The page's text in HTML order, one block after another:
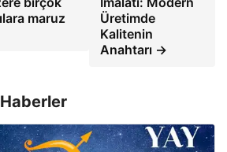
maruz
Üretimde
Kalitenin
Anahtarı →